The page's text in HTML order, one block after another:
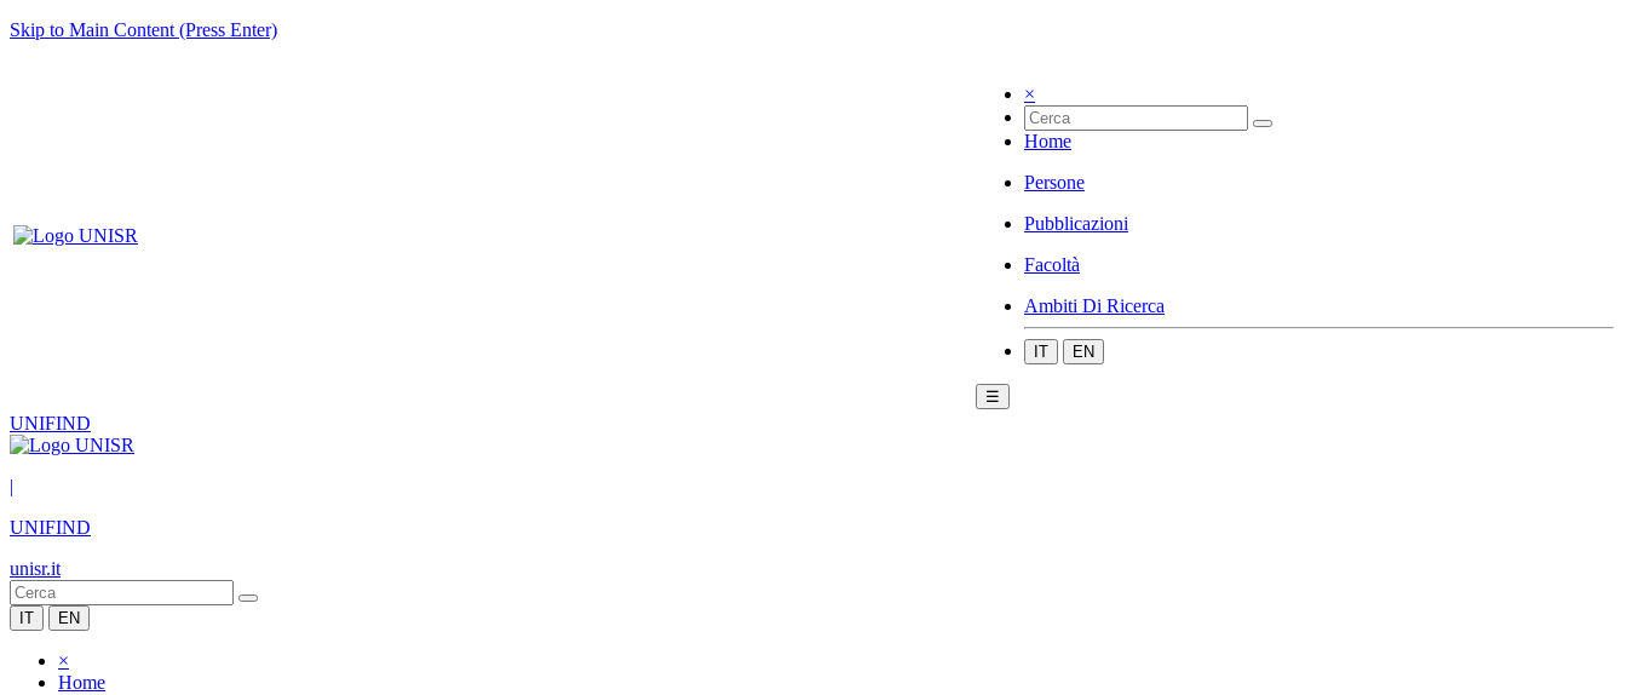
Skip to Main Content (Press Enter)
×
Home
Persone
Pubblicazioni
Facoltà
Ambiti Di Ricerca
IT EN
☰
UNIFIND
|
UNIFIND
unisr.it
IT EN
×
Home